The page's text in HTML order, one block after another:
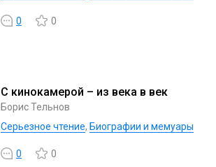
0 0
С кинокамерой – из века в век
Борис Тельнов
Серьезное чтение, Биографии и мемуары
0 0